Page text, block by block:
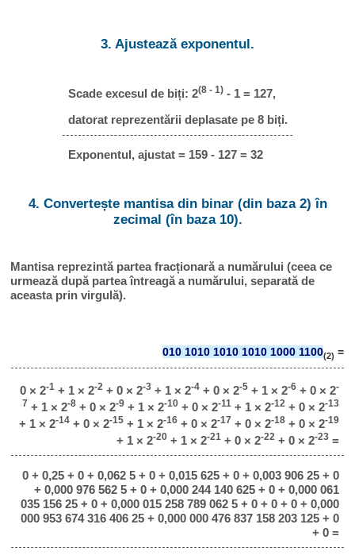
3. Ajustează exponentul.
Scade excesul de biți: 2(8 - 1)- 1 = 127,
datorat reprezentării deplasate pe 8 biți.
Exponentul, ajustat = 159 - 127 = 32
4. Convertește mantisa din binar (din baza 2) în
zecimal (în baza 10).
Mantisa reprezintă partea fracționară a numărului (ceea ce
urmează după partea întreagă a numărului, separată de
aceasta prin virgulă).
010 1010 1010 1010 1000 1100(2) =
0 × 2-1+ 1 × 2-2+ 0 × 2-3+ 1 × 2-4+ 0 × 2-5+ 1 × 2-6+ 0 × 2-
7 + 1 × 2-8+ 0 × 2-9+ 1 × 2-10+ 0 × 2-11+ 1 × 2-12+ 0 × 2-13
+ 1 × 2-14+ 0 × 2-15+ 1 × 2-16+ 0 × 2-17 + 0 × 2-18+ 0 × 2-19
+ 1 × 2-20+ 1 × 2-21+ 0 × 2-22+ 0 × 2-23=
0 + 0,25 + 0 + 0,062 5 + 0 + 0,015 625 + 0 + 0,003 906 25 + 0
+ 0,000 976 562 5 + 0 + 0,000 244 140 625 + 0 + 0,000 061
035 156 25 + 0 + 0,000 015 258 789 062 5 + 0 + 0 + 0 + 0,000
000 953 674 316 406 25 + 0,000 000 476 837 158 203 125 + 0
+ 0 =